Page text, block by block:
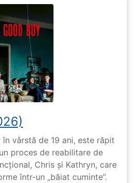
vârstă de 19 ani, este răpit
proces de reabilitare de
Chris și Kathryn, care
într-un „băiat cuminte”.